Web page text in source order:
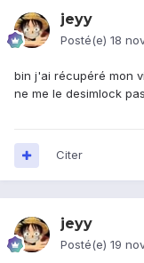
jeyy
Posté(e) 18
bin j'ai récupéré mon
ne me le desimlock
Citer
jeyy
Posté(e) 19